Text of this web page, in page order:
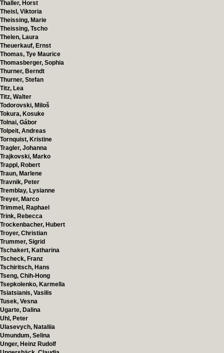
Thaller, Horst
Theisl, Viktoria
Theissing, Marie
Theissing, Tscho
Thelen, Laura
Theuerkauf, Ernst
Thomas, Tye Maurice
Thomasberger, Sophia
Thurner, Berndt
Thurner, Stefan
Titz, Lea
Titz, Walter
Todorovski, Miloš
Tokura, Kosuke
Tolnai, Gábor
Tolpeit, Andreas
Tornquist, Kristine
Tragler, Johanna
Trajkovski, Marko
Trappl, Robert
Traun, Marlene
Travnik, Peter
Tremblay, Lysianne
Treyer, Marco
Trimmel, Raphael
Trink, Rebecca
Trockenbacher, Hubert
Troyer, Christian
Trummer, Sigrid
Tschakert, Katharina
Tscheck, Franz
Tschiritsch, Hans
Tseng, Chih-Hong
Tsepkolenko, Karmella
Tsiatsianis, Vasilis
Tusek, Vesna
Ugarte, Dalina
Uhl, Peter
Ulasevych, Nataliia
Umundum, Selina
Unger, Heinz Rudolf